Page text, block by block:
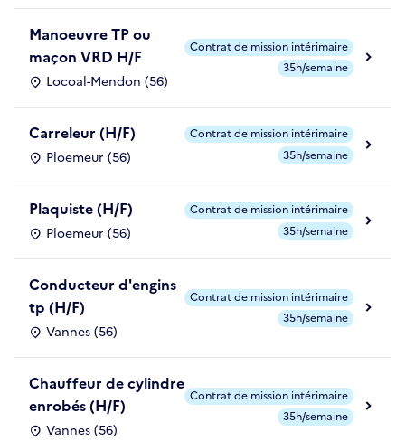
Manoeuvre TP ou
maçon VRD H/F
Locoal-Mendon (56)
Contrat de mission intérimaire
35h/semaine
Carreleur (H/F)
Ploemeur (56)
Contrat de mission intérimaire
35h/semaine
Plaquiste (H/F)
Ploemeur (56)
Contrat de mission intérimaire
35h/semaine
Conducteur d'engins
tp (H/F)
Vannes (56)
Contrat de mission intérimaire
35h/semaine
Chauffeur de cylindre
enrobés (H/F)
Vannes (56)
Contrat de mission intérimaire
35h/semaine